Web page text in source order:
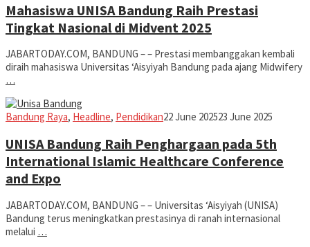
Mahasiswa UNISA Bandung Raih Prestasi
Tingkat Nasional di Midvent 2025
JABARTODAY.COM, BANDUNG – – Prestasi membanggakan kembali
diraih mahasiswa Universitas ‘Aisyiyah Bandung pada ajang Midwifery
…
Bandung Raya, Headline, PendidikanIman
22 June 202523 June 2025
UNISA Bandung Raih Penghargaan pada 5th
International Islamic Healthcare Conference
and Expo
JABARTODAY.COM, BANDUNG – – Universitas ‘Aisyiyah (UNISA)
Bandung terus meningkatkan prestasinya di ranah internasional
melalui …